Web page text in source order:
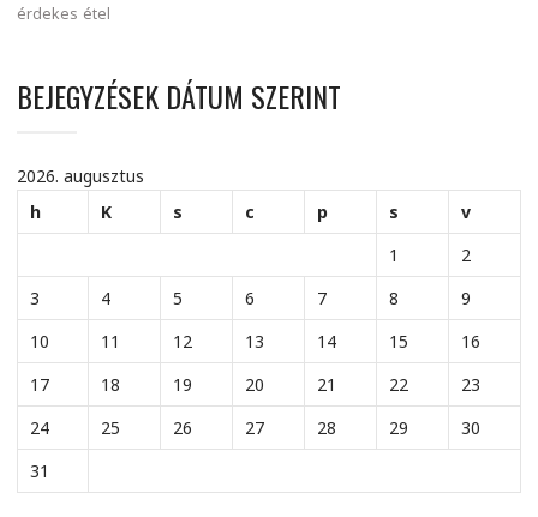
érdekes étel
BEJEGYZÉSEK DÁTUM SZERINT
2026. augusztus
h
K s c p s
v
1
2
3
4 5 6 7 8
9
10
11 12 13 14 15
16
17
18 19 20 21 22
23
24
25 26 27 28 29
30
31